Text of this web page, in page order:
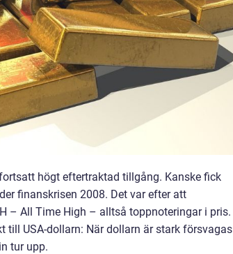
högt eftertraktad tillgång. Kanske fick
finanskrisen 2008. Det var efter att
– All Time High – alltså toppnoteringar i pris.
till USA-dollarn: När dollarn är stark försvagas
tur upp.